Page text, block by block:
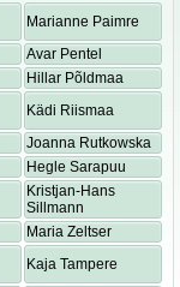
Marianne Paimre
Avar Pentel
Hillar Põldmaa
Kädi Riismaa
Joanna Rutkowska
Hegle Sarapuu
Kristjan-Hans
Sillmann
Maria Zeltser
Kaja Tampere